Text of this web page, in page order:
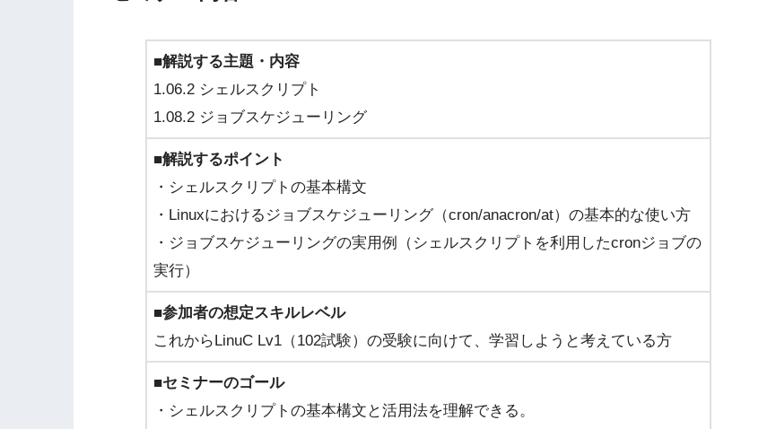
■解説する主題・内容
1.06.2 シェルスクリプト
1.08.2 ジョブスケジューリング
■解説するポイント
・シェルスクリプトの基本構文
・Linuxにおけるジョブスケジューリング（cron/anacron/at）の基本的な使い方
・ジョブスケジューリングの実用例（シェルスクリプトを利用したcronジョブの
実行）
■参加者の想定スキルレベル
これからLinuC Lv1（102試験）の受験に向けて、学習しようと考えている方
■セミナーのゴール
・シェルスクリプトの基本構文と活用法を理解できる。